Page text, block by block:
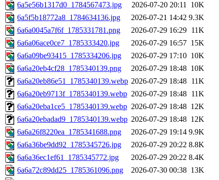
6a5e56b1317d0_1784567473.jpg
2026-07-20 20:11 10K
6a5f5b18772a8_1784634136.jpg
2026-07-21 14:42 9.3K
6a6a0045a7f6f_1785331781.png
2026-07-29 16:29 11K
6a6a06ace0ce7_1785333420.jpg
2026-07-29 16:57 15K
6a6a09be93415_1785334206.jpg
2026-07-29 17:10 10K
6a6a20eb4cf28_1785340139.png
2026-07-29 18:48 10K
6a6a20eb86e51_1785340139.webp 2026-07-29 18:48 11K
6a6a20eb9713f_1785340139.webp 2026-07-29 18:48 11K
6a6a20eba1ce5_1785340139.webp 2026-07-29 18:48 12K
6a6a20ebadad9_1785340139.webp 2026-07-29 18:48 12K
6a6a26f8220ea_1785341688.png
2026-07-29 19:14 9.9K
6a6a36be9dd92_1785345726.jpg
2026-07-29 20:22 8.8K
6a6a36ec1ef61_1785345772.jpg
2026-07-29 20:22 8.4K
6a6a72c89dd25_1785361096.png
2026-07-30 00:38 13K